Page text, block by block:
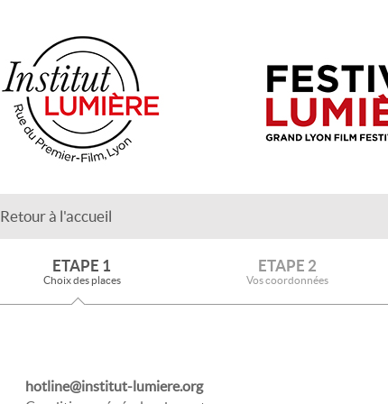
Retour à l'accueil
ETAPE 1
Choix des places
ETAPE 2
Vos coordonnées
hotline@institut-lumiere.org